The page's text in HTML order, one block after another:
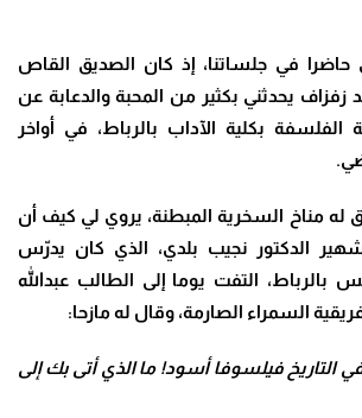
حاضرا في جلساتنا، إذ كان الصديق القاص
زفزاف يحدثني بكثير من المحبة والدعابة عن
بكلية الآداب بالرباط، في أواخر
له مناخ السخرية المبطنة، يروي لي كيف أن
الدكتور نجيب بلدي، الذي كان يدرّس
بالرباط، التفت يوما إلى الطالب عبدالله
السمراء الصارمة، وقال له مازحا:
التاريخ فيلسوفا أسود! ما الذي أتى بك إلى